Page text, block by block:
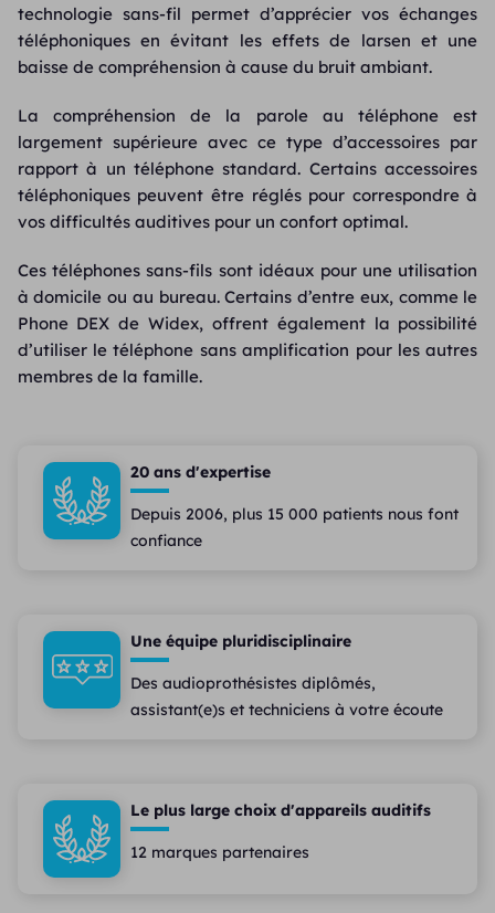
technologie sans-fil permet d’apprécier vos échanges
téléphoniques en évitant les effets de larsen et une
baisse de compréhension à cause du bruit ambiant.
La compréhension de la parole au téléphone est
largement supérieure avec ce type d’accessoires par
rapport à un téléphone standard. Certains accessoires
téléphoniques peuvent être réglés pour correspondre à
vos difficultés auditives pour un confort optimal.
Ces téléphones sans-fils sont idéaux pour une utilisation
à domicile ou au bureau. Certains d’entre eux, comme le
Phone DEX de Widex, offrent également la possibilité
d’utiliser le téléphone sans amplification pour les autres
membres de la famille.
20 ans d'expertise
Depuis 2006, plus 15 000 patients nous font
confiance
Une équipe pluridisciplinaire
Des audioprothésistes diplômés,
assistant(e)s et techniciens à votre écoute
Le plus large choix d'appareils auditifs
12 marques partenaires